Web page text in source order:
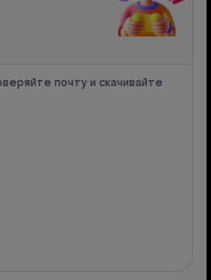
почту и скачивайте